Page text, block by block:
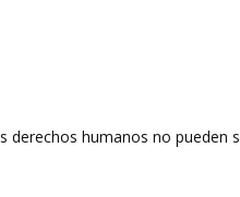
derechos humanos no pueden